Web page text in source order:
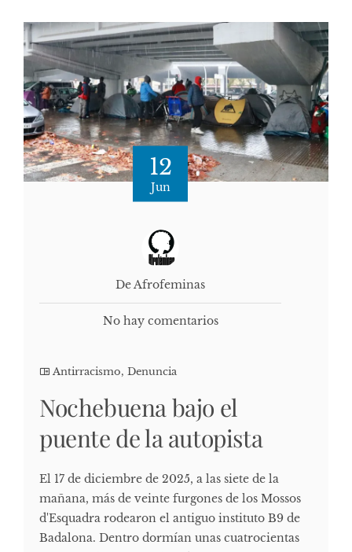
12
Jun
De Afrofeminas
No hay comentarios
Antirracismo, Denuncia
Nochebuena bajo el
puente de la autopista
El 17 de diciembre de 2025, a las siete de la
mañana, más de veinte furgones de los Mossos
d'Esquadra rodearon el antiguo instituto B9 de
Badalona. Dentro dormían unas cuatrocientas